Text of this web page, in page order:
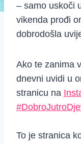
– samo uskoči
vikenda prođi
dobrodošla
Ako te zanima
dnevni uvidi u
stranicu na
To je stranica